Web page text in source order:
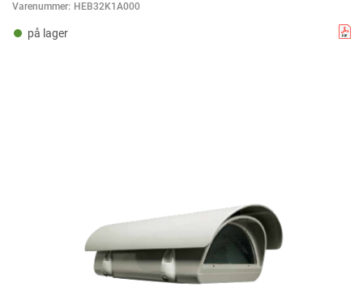
Varenummer: HEB32K1A000
på lager